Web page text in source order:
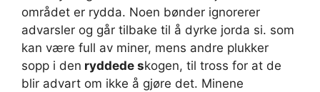
området er rydda. Noen bønder ignorerer
advarsler og går tilbake til å dyrke jorda si. som
kan være full av miner, mens andre plukker
sopp i den ryddede skogen, til tross for at de
blir advart om ikke å gjøre det. Minene